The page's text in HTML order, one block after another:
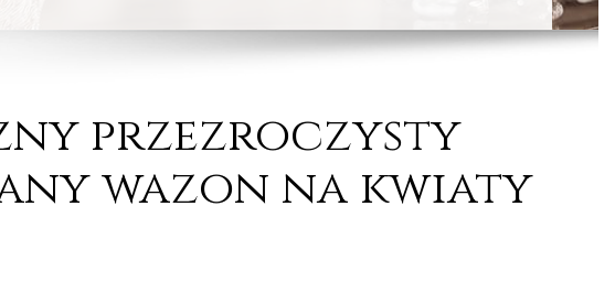
przezroczysty
wazon na kwiaty